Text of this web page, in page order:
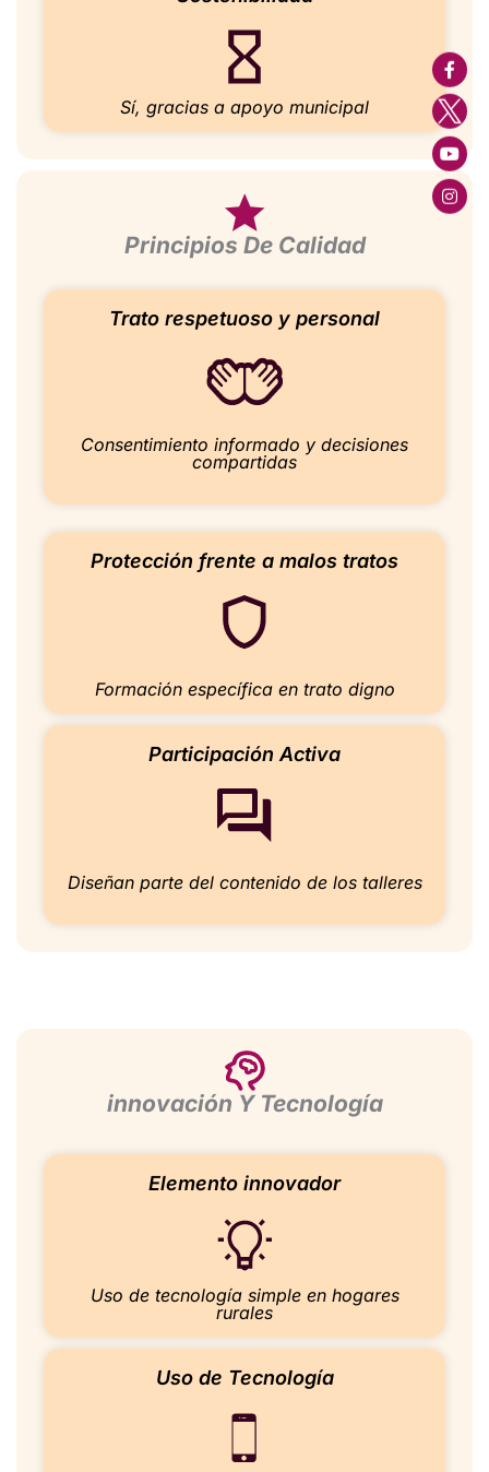
Sí, gracias a apoyo municipal
Principios De Calidad
Trato respetuoso y personal
Consentimiento informado y decisiones
compartidas
Protección frente a malos tratos
Formación específica en trato digno
Participación Activa
Diseñan parte del contenido de los talleres
innovación Y Tecnología
Elemento innovador
Uso de tecnología simple en hogares
rurales
Uso de Tecnología